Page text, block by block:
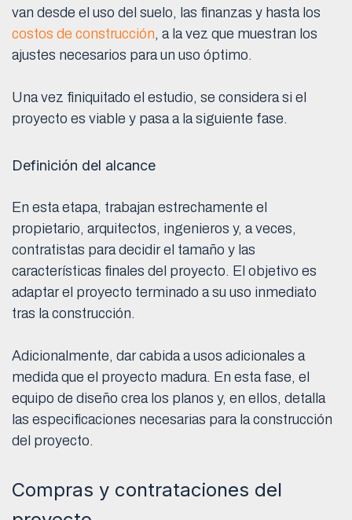
van desde el uso del suelo, las finanzas y hasta los
costos de construcción, a la vez que muestran los
ajustes necesarios para un uso óptimo.
Una vez finiquitado el estudio, se considera si el
proyecto es viable y pasa a la siguiente fase.
Definición del alcance
En esta etapa, trabajan estrechamente el
propietario, arquitectos, ingenieros y, a veces,
contratistas para decidir el tamaño y las
características finales del proyecto. El objetivo es
adaptar el proyecto terminado a su uso inmediato
tras la construcción.
Adicionalmente, dar cabida a usos adicionales a
medida que el proyecto madura. En esta fase, el
equipo de diseño crea los planos y, en ellos, detalla
las especificaciones necesarias para la construcción
del proyecto.
Compras y contrataciones del